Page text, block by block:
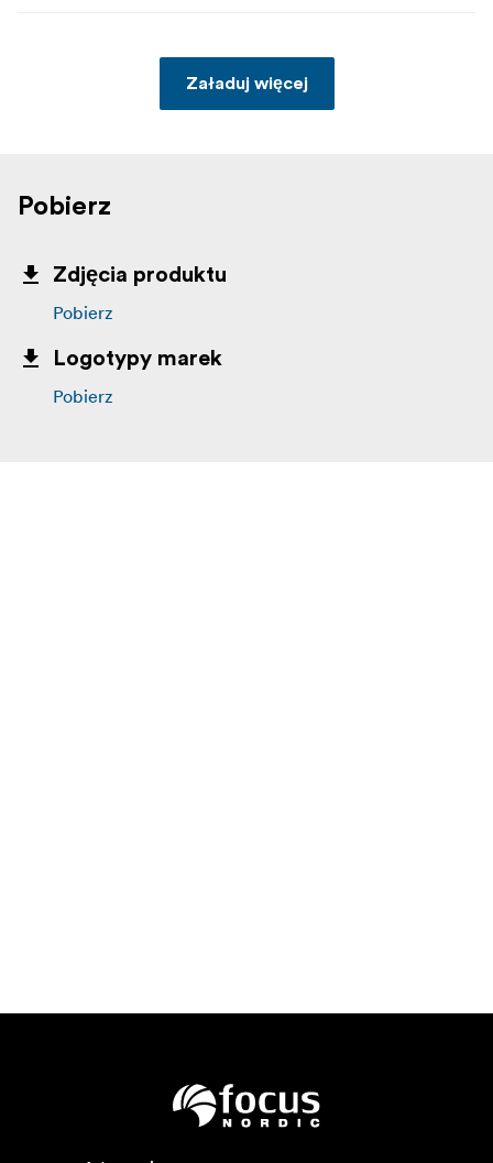
Załaduj więcej
Pobierz
Zdjęcia produktu
Pobierz
Logotypy marek
Pobierz